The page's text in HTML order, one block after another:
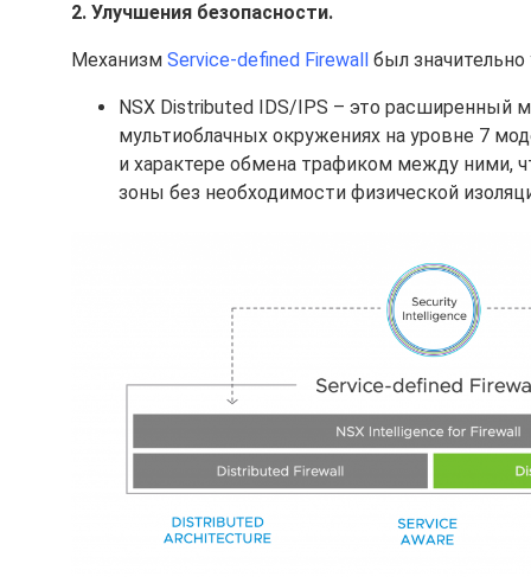
2. Улучшения безопасности.
Механизм Service-defined Firewall был
NSX Distributed IDS/IPS – это расширенный
мультиоблачных окружениях на уровне 7
и характере обмена трафиком между ними,
зоны без необходимости физической